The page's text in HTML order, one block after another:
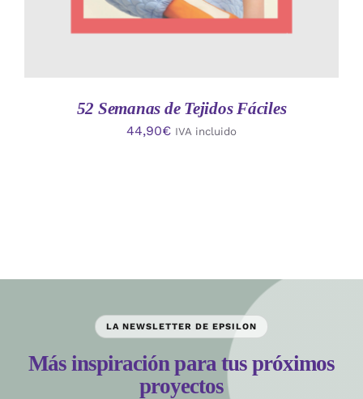
52 Semanas de Tejidos Fáciles
44,90€ IVA incluido
LA NEWSLETTER DE EPSILON
Más inspiración para tus próximos
proyectos